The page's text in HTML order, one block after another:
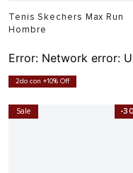
Tenis Skechers Max Run
Hombre
Error: Network error:
2do con +10% Off
Sale -